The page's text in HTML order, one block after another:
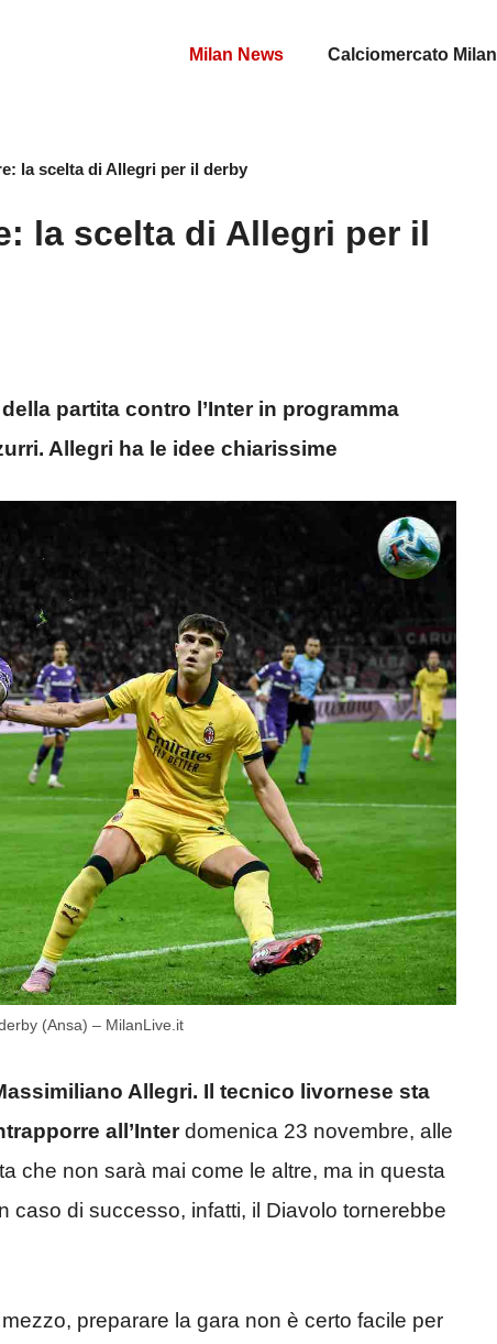
Milan News Calciomercato Milan
la scelta di Allegri per il derby
la scelta di Allegri per il
partita contro l’Inter in programma
Allegri ha le idee chiarissime
(Ansa) – MilanLive.it
Allegri. Il tecnico livornese sta
all’Interdomenica 23 novembre, alle
che non sarà mai come le altre, ma in questa
caso di successo, infatti, il Diavolo tornerebbe
preparare la gara non è certo facile per